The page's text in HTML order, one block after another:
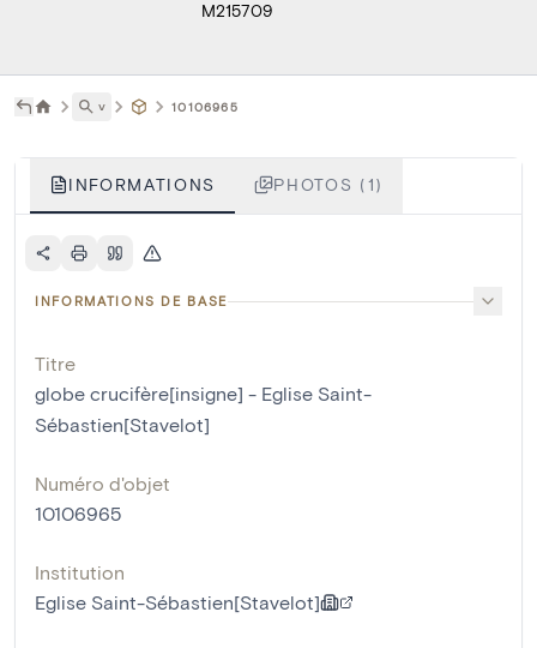
M215709
˅ 10106965
INFORMATIONS PHOTOS (1)
INFORMATIONS DE BASE
Titre
globe crucifère[insigne] - Eglise Saint-
Sébastien[Stavelot]
Numéro d'objet
10106965
Institution
Eglise Saint-Sébastien[Stavelot]